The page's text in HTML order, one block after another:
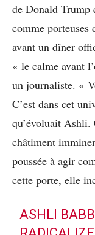
de Donald Trump
comme porteuses
avant un dîner
« le calme avant
un journaliste. «
C’est dans cet
qu’évoluait Ashli.
châtiment
poussée à agir
cette porte, elle
ASHLI